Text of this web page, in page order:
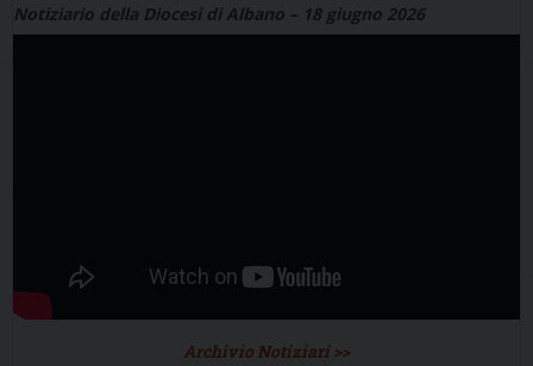
Notiziario della Diocesi di Albano – 18 giugno 2026
Archivio Notiziari >>